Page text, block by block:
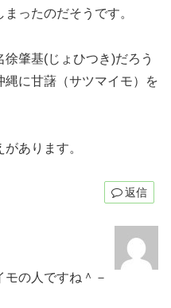
ったのだそうです。
肇基(じょひつき)だろう
縄に甘藷（サツマイモ）を
あります。
返信
の人ですね＾－